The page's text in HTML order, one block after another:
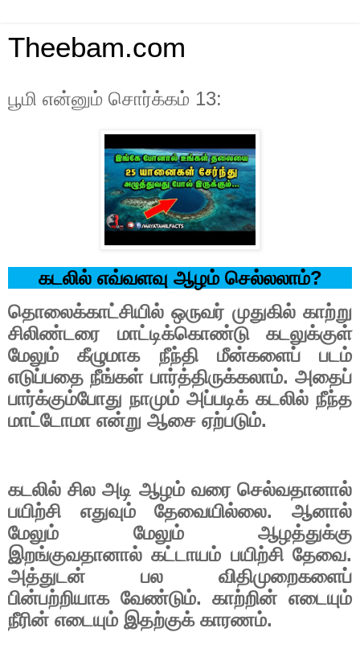
Theebam.com
பூமி என்னும் சொர்க்கம் 13:
கடலில் எவ்வளவு ஆழம் செல்லலாம்?
தொலைக்காட்சியில் ஒருவர் முதுகில் காற்று
சிலிண்டரை மாட்டிக்கொண்டு கடலுக்குள்
மேலும் கீழுமாக நீந்தி மீன்களைப் படம்
எடுப்பதை நீங்கள் பார்த்திருக்கலாம். அதைப்
பார்க்கும்போது நாமும் அப்படிக் கடலில் நீந்த
மாட்டோமா என்று ஆசை ஏற்படும்.
கடலில் சில அடி ஆழம் வரை செல்வதானால்
பயிற்சி எதுவும் தேவையில்லை. ஆனால்
மேலும் மேலும் ஆழத்துக்கு
இறங்குவதானால் கட்டாயம் பயிற்சி தேவை.
அத்துடன் பல விதிமுறைகளைப்
பின்பற்றியாக வேண்டும். காற்றின் எடையும்
நீரின் எடையும் இதற்குக் காரணம்.